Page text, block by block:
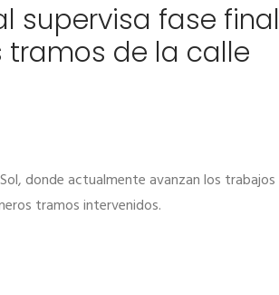
supervisa fase final
de la calle
donde actualmente avanzan los trabajos
tramos intervenidos.